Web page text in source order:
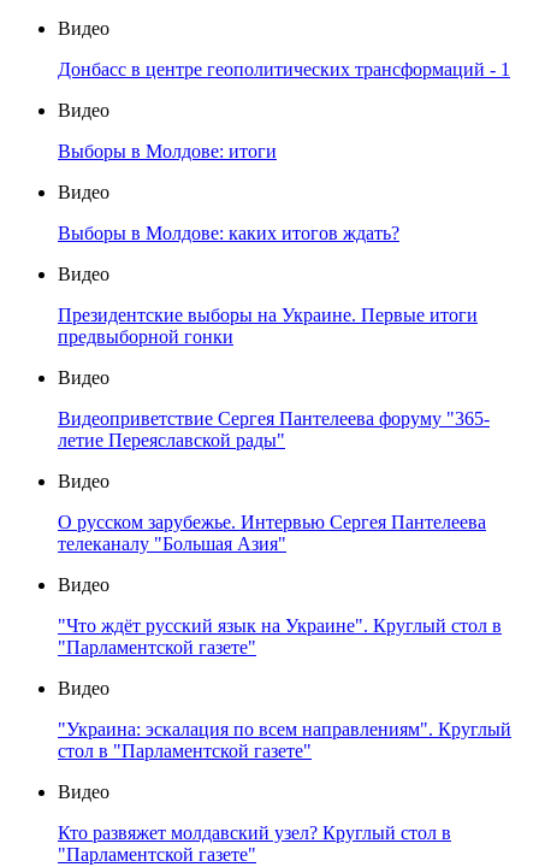
Видео
Донбасс в центре геополитических трансформаций - 1
Видео
Выборы в Молдове: итоги
Видео
Выборы в Молдове: каких итогов ждать?
Видео
Президентские выборы на Украине. Первые итоги
предвыборной гонки
Видео
Видеоприветствие Сергея Пантелеева форуму "365-
летие Переяславской рады"
Видео
О русском зарубежье. Интервью Сергея Пантелеева
телеканалу "Большая Азия"
Видео
"Что ждёт русский язык на Украине". Круглый стол в
"Парламентской газете"
Видео
"Украина: эскалация по всем направлениям". Круглый
стол в "Парламентской газете"
Видео
Кто развяжет молдавский узел? Круглый стол в
"Парламентской газете"